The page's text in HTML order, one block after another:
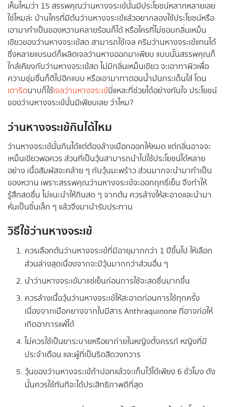
เห็นไหมว่า 15 สรรพคุณว่านหางจระเข้นั้นมีประโยชน์หลากหลายเลย
ใช่ไหมล่ะ บ้านใครที่มีต้นว่านหางจระเข้แล้วอยากลองใช้ประโยชน์หรือ
เอามาทำเป็นของหวานคลายร้อนก็ได้ หรือใครที่ไม่ชอบกลิ่นเหม็น
เขียวของว่านหางจระเข้สด สามารถใช้เจล ครีมว่านหางจระเข้แทนได้
ซึ่งหลายแบรนด์ก็ผลิตเจลว่านหางออกมาเพียบ แบบนั้นสรรพคุณก็
ใกล้เคียงกับว่านหางจระเข้สด ไม่มีกลิ่นเหม็นเขียว จะเอาทาผิวเพื่อ
ความชุ่มชื่นก็ดีไปอีกแบบ หรือเอามาทาตอนน้ำมันกระเด็นใส่ โดน
เตารีดนาบก็ใช้เจลว่านหางจระเข้นี่แหละที่ช่วยได้อย่างทันใจ ประโยชน์
ของว่านหางจระเข้นั้นมีเพียบเลย ว่าไหม?
ว่านหางจระเข้กินได้ไหม
ว่านหางจระเข้นั้นกินได้แต่ต้องล้างเมือกออกให้หมด แต่กลิ่นอาจจะ
เหม็นเขียวพอควร ส่วนที่เป็นวุ้นสามารถนำไปใช้ประโยชน์ได้หลาย
อย่าง เนื้อสัมผัสจะคล้าย ๆ กับวุ้นมะพร้าว ส่วนมากจะนำมาทำเป็น
ของหวาน เพราะสรรพคุณว่านหางจระเข้จะออกฤทธิ์เย็น จึงทำให้
รู้สึกสดชื่น ไม่แนะนำให้กินสด ๆ จากต้น ควรล้างให้สะอาดและนำมา
หั่นเป็นชิ้นเล็ก ๆ แล้วจึงมานำรับประทาน
วิธีใช้ว่านหางจระเข้
ควรเลือกต้นว่านหางจระเข้ที่มีอายุมากกว่า 1 ปีขึ้นไป ให้เลือก
ส่วนล่างสุดเนื่องจากจะมีวุ้นมากกว่าส่วนอื่น ๆ
นำว่านหางจระเข้มาแช่เย็นก่อนการใช้จะสดชื่นมากขึ้น
ควรล้างเนื้อวุ้นว่านหางจระเข้ให้สะอาดก่อนการใช้ทุกครั้ง
เนื่องจากเมือกยางจากใบมีสาร Anthraquinone ที่อาจก่อให้
เกิดอาการแพ้ได้
ไม่ควรใช้เป็นยาระบายหรือยาถ่ายในหญิงตั้งครรภ์ หญิงที่มี
ประจำเดือน และผู้ที่เป็นริดสีดวงทวาร
วุ้นของว่านหางจระเข้ถ้าปอกแล้วจะเก็บไว้ได้เพียง 6 ชั่วโมง ดัง
นั้นควรใช้ทันทีจะได้ประสิทธิภาพดีที่สุด